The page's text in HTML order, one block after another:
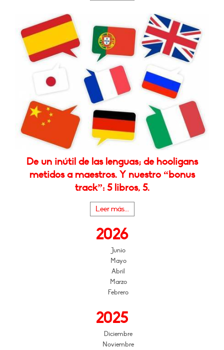
De un inútil de las lenguas; de hooligans
metidos a maestros. Y nuestro “bonus
track”: 5 libros, 5.
Leer más...
2026
Junio
Mayo
Abril
Marzo
Febrero
2025
Diciembre
Noviembre